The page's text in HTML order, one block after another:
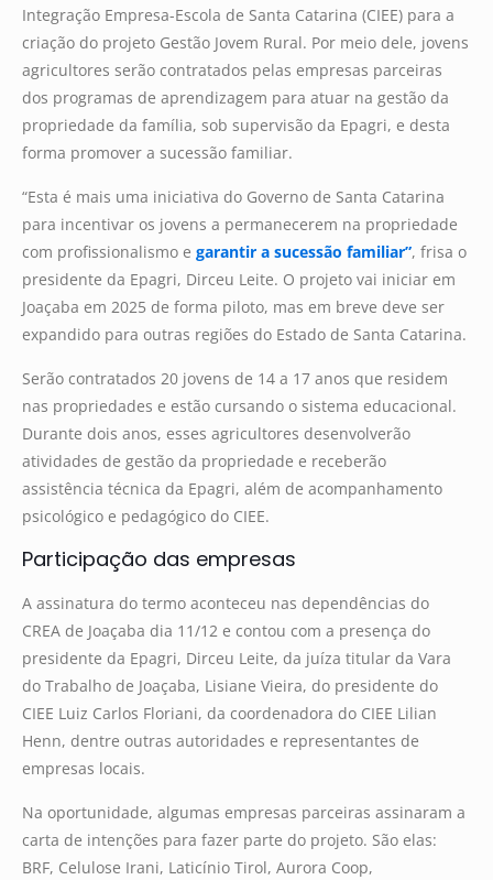
Integração Empresa-Escola de Santa Catarina (CIEE) para a
criação do projeto Gestão Jovem Rural. Por meio dele, jovens
agricultores serão contratados pelas empresas parceiras
dos programas de aprendizagem para atuar na gestão da
propriedade da família, sob supervisão da Epagri, e desta
forma promover a sucessão familiar.
“Esta é mais uma iniciativa do Governo de Santa Catarina
para incentivar os jovens a permanecerem na propriedade
com profissionalismo e garantir a sucessão familiar”, frisa o
presidente da Epagri, Dirceu Leite. O projeto vai iniciar em
Joaçaba em 2025 de forma piloto, mas em breve deve ser
expandido para outras regiões do Estado de Santa Catarina.
Serão contratados 20 jovens de 14 a 17 anos que residem
nas propriedades e estão cursando o sistema educacional.
Durante dois anos, esses agricultores desenvolverão
atividades de gestão da propriedade e receberão
assistência técnica da Epagri, além de acompanhamento
psicológico e pedagógico do CIEE.
Participação das empresas
A assinatura do termo aconteceu nas dependências do
CREA de Joaçaba dia 11/12 e contou com a presença do
presidente da Epagri, Dirceu Leite, da juíza titular da Vara
do Trabalho de Joaçaba, Lisiane Vieira, do presidente do
CIEE Luiz Carlos Floriani, da coordenadora do CIEE Lilian
Henn, dentre outras autoridades e representantes de
empresas locais.
Na oportunidade, algumas empresas parceiras assinaram a
carta de intenções para fazer parte do projeto. São elas:
BRF, Celulose Irani, Laticínio Tirol, Aurora Coop,